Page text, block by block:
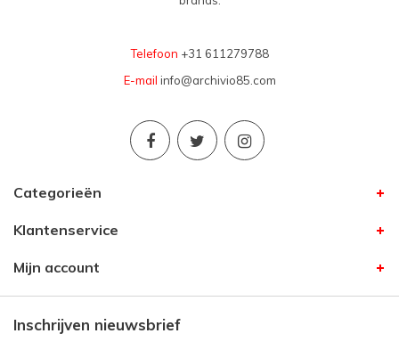
Telefoon +31 611279788
E-mail info@archivio85.com
Categorieën
Klantenservice
Mijn account
Inschrijven nieuwsbrief